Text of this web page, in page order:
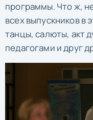
программы. Что ж,
всех выпускников в
танцы, салюты, акт
педагогами и друг